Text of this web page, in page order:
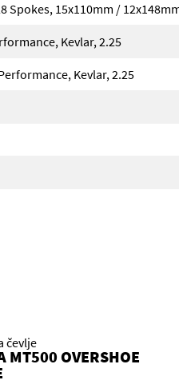
Spokes, 15x110mm /
Kevlar, 2.25
Kevlar, 2.25
čevlje
MT500 OVERSHOE